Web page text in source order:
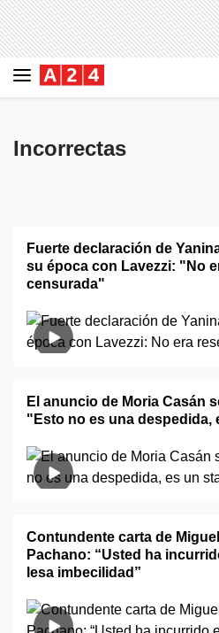
Incorrectas
Fuerte declaración de
su época con Lavezzi: "No
censurada"
El anuncio de Moria Casán
"Esto no es una despedida,
Contundente carta de
Pachano: “Usted ha
lesa imbecilidad”